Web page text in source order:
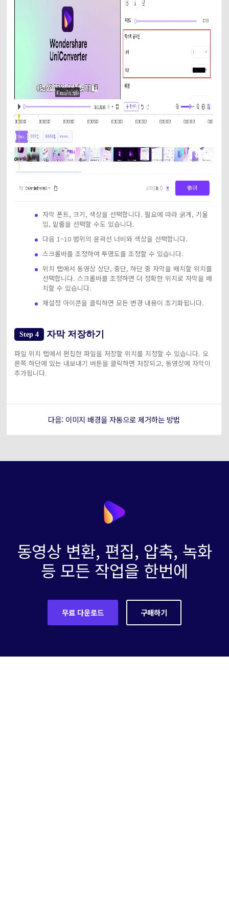
자막 폰트, 크기, 색상을 선택합니다. 필요에 따라 굵게, 기울
임, 밑줄을 선택할 수도 있습니다.
다음 1~10 범위의 윤곽선 너비와 색상을 선택합니다.
스크롤바를 조정하여 투명도를 조정할 수 있습니다.
위치 탭에서 동영상 상단, 중단, 하단 중 자막을 배치할 위치를
선택합니다. 스크롤바를 조정하면 더 정확한 위치로 자막을 배
치할 수 있습니다.
재설정 아이콘을 클릭하면 모든 변경 내용이 초기화됩니다.
Step 4 자막 저장하기
파일 위치 탭에서 편집한 파일을 저장할 위치를 지정할 수 있습니다. 오
른쪽 하단에 있는 내보내기 버튼을 클릭하면 저장되고, 동영상에 자막이
추가됩니다.
다음: 이미지 배경을 자동으로 제거하는 방법
동영상 변환, 편집, 압축, 녹화
등 모든 작업을 한번에
무료 다운로드 구매하기